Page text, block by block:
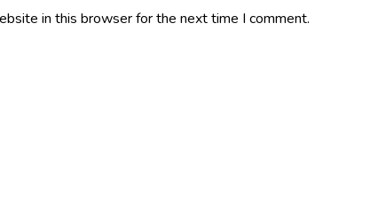
in this browser for the next time I comment.
Colombia en contar con certificaciones legales y